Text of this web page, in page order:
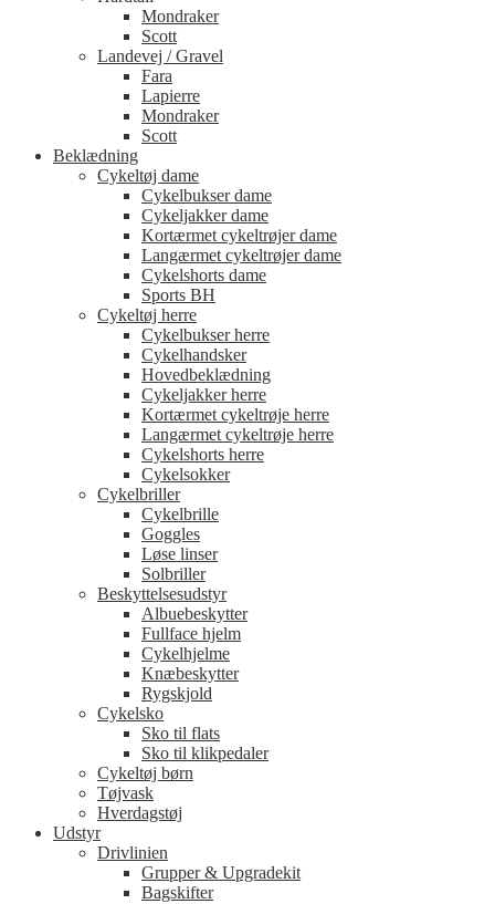
Mondraker
Scott
Landevej / Gravel
Fara
Lapierre
Mondraker
Scott
Beklædning
Cykeltøj dame
Cykelbukser dame
Cykeljakker dame
Kortærmet cykeltrøjer dame
Langærmet cykeltrøjer dame
Cykelshorts dame
Sports BH
Cykeltøj herre
Cykelbukser herre
Cykelhandsker
Hovedbeklædning
Cykeljakker herre
Kortærmet cykeltrøje herre
Langærmet cykeltrøje herre
Cykelshorts herre
Cykelsokker
Cykelbriller
Cykelbrille
Goggles
Løse linser
Solbriller
Beskyttelsesudstyr
Albuebeskytter
Fullface hjelm
Cykelhjelme
Knæbeskytter
Rygskjold
Cykelsko
Sko til flats
Sko til klikpedaler
Cykeltøj børn
Tøjvask
Hverdagstøj
Udstyr
Drivlinien
Grupper & Upgradekit
Bagskifter